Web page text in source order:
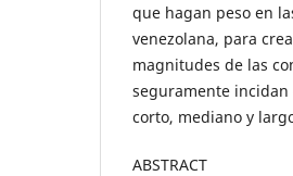
que hagan peso en
venezolana, para
magnitudes de las
seguramente
corto, mediano y
ABSTRACT